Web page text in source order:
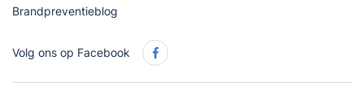
Brandpreventieblog
Volg ons op Facebook